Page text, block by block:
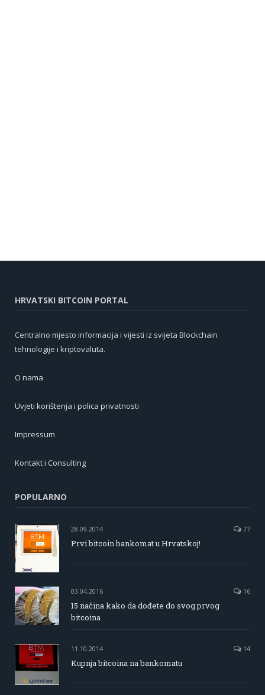
HRVATSKI BITCOIN PORTAL
Centralno mjesto informacija i vijesti iz svijeta Blockchain
tehnologije i kriptovaluta.
O nama
Uvjeti korištenja i polica privatnosti
Impressum
Kontakt i Consulting
POPULARNO
28.09.2014 77
Prvi bitcoin bankomat u Hrvatskoj!
03.04.2016 16
15 načina kako da dođete do svog prvog
bitcoina
11.10.2014 14
Kupnja bitcoina na bankomatu